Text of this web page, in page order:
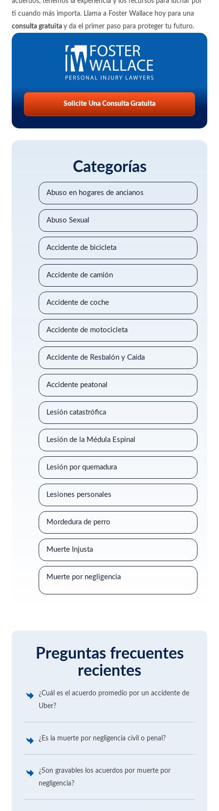
ti cuando más importa. Llama a Foster Wallace hoy para una
consulta gratuita y da el primer paso para proteger tu futuro.
Solicite Una Consulta Gratuita
Categorías
Abuso en hogares de ancianos
Abuso Sexual
Accidente de bicicleta
Accidente de camión
Accidente de coche
Accidente de motocicleta
Accidente de Resbalón y Caída
Accidente peatonal
Lesión catastrófica
Lesión de la Médula Espinal
Lesión por quemadura
Lesiones personales
Mordedura de perro
Muerte Injusta
Muerte por negligencia
Preguntas frecuentes
recientes
¿Cuál es el acuerdo promedio por un accidente de
Uber?
¿Es la muerte por negligencia civil o penal?
¿Son gravables los acuerdos por muerte por
negligencia?